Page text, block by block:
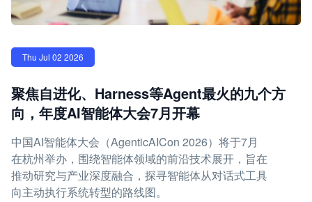
Thu Jul 02 2026
聚焦自进化、Harness等Agent最火的九个方
向，年度AI智能体大会7月开幕
中国AI智能体大会（AgenticAICon 2026）将于7月
在杭州举办，围绕智能体领域的前沿技术展开，旨在
推动研究与产业深度融合，探寻智能体从对话式工具
向主动执行系统转型的路线图。